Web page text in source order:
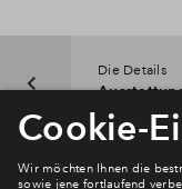
Die Details